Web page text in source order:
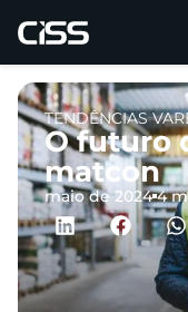
TENDÊNCIAS
O futuro
matcon
maio de 2024 4